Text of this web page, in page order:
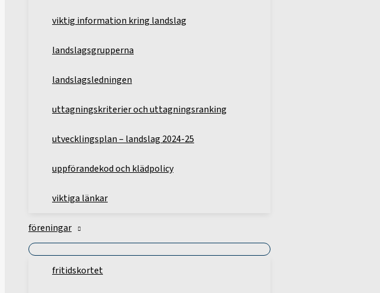
viktig information kring landslag
landslagsgrupperna
landslagsledningen
uttagningskriterier och uttagningsranking
utvecklingsplan – landslag 2024-25
uppförandekod och klädpolicy
viktiga länkar
föreningar
fritidskortet